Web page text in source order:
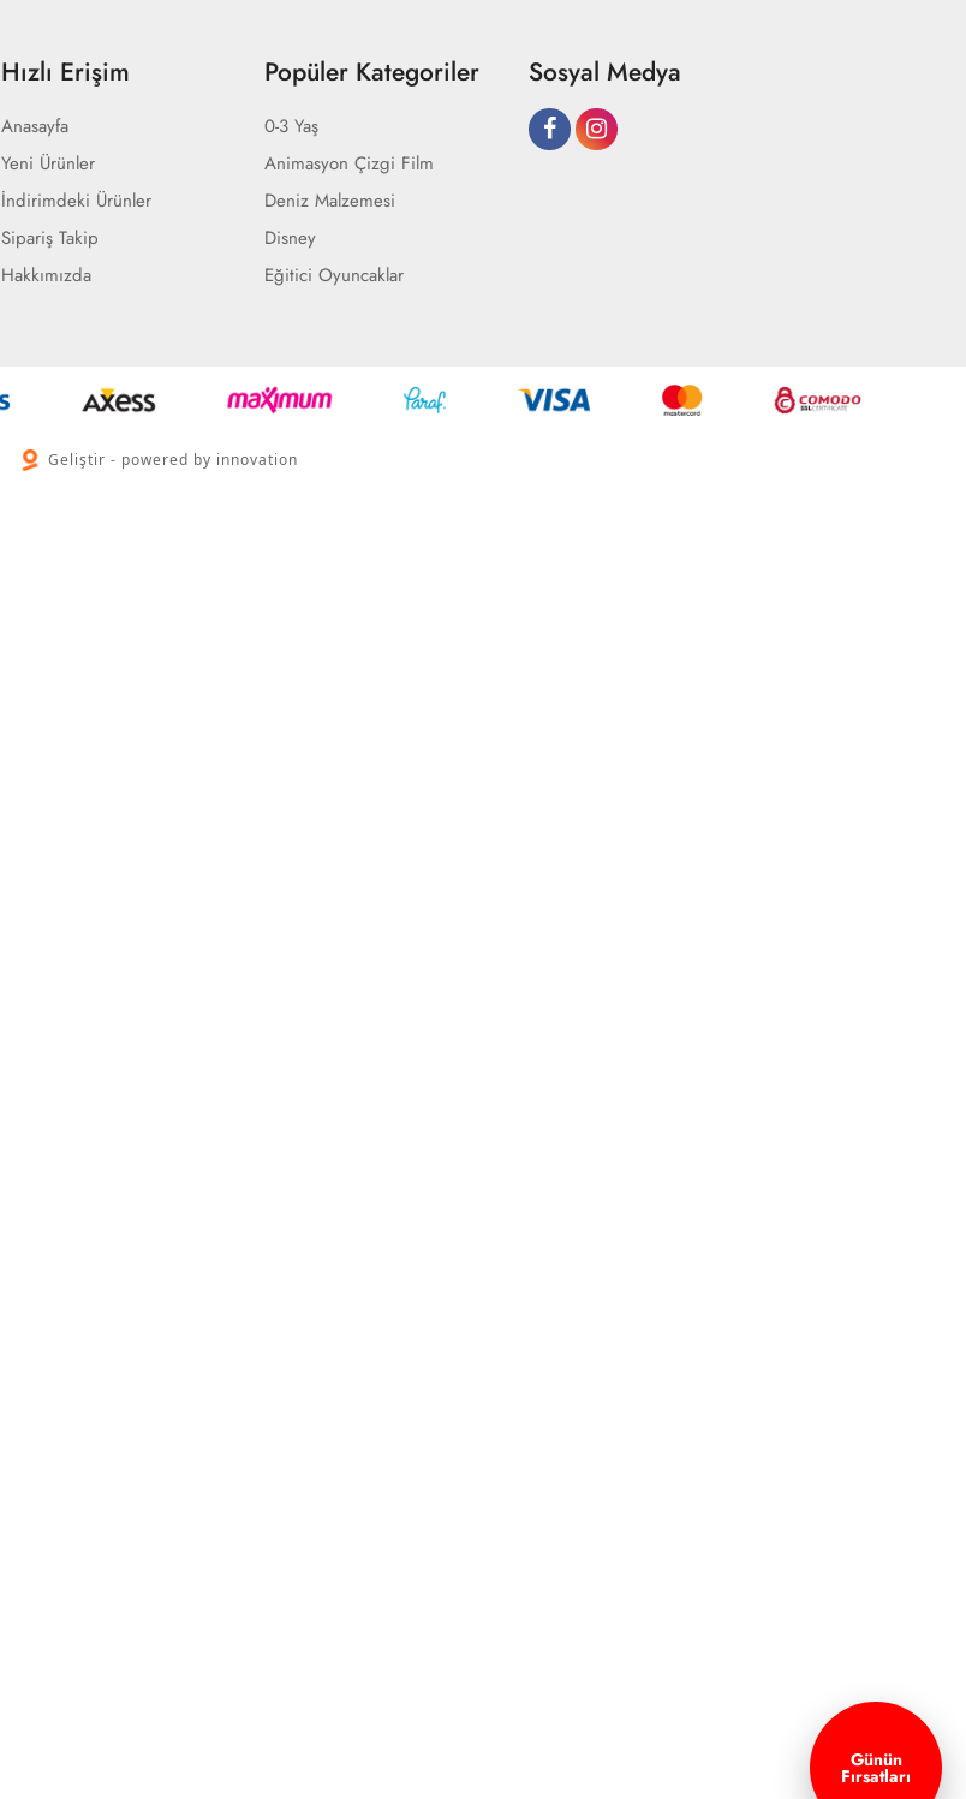
Hızlı Erişim
Anasayfa
Yeni Ürünler
İndirimdeki Ürünler
Sipariş Takip
Hakkımızda
Popüler Kategoriler
0-3 Yaş
Animasyon Çizgi Film
Deniz Malzemesi
Disney
Eğitici Oyuncaklar
Sosyal Medya
Geliştir - powered by innovation
Günün
Fırsatları